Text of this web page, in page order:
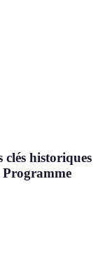
clés historiques
Programme